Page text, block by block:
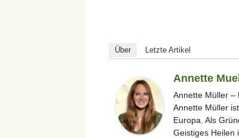
Über Letzte Artikel
Annette
Annette Müller –
Annette Müller
Europa. Als
Geistiges Heilen